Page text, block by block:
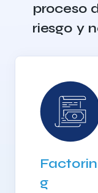
proceso
riesgo y
Casinos
Automatiza el